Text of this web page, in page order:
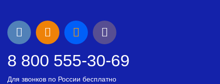
8 800 555-30-69
Для звонков по России бесплатно